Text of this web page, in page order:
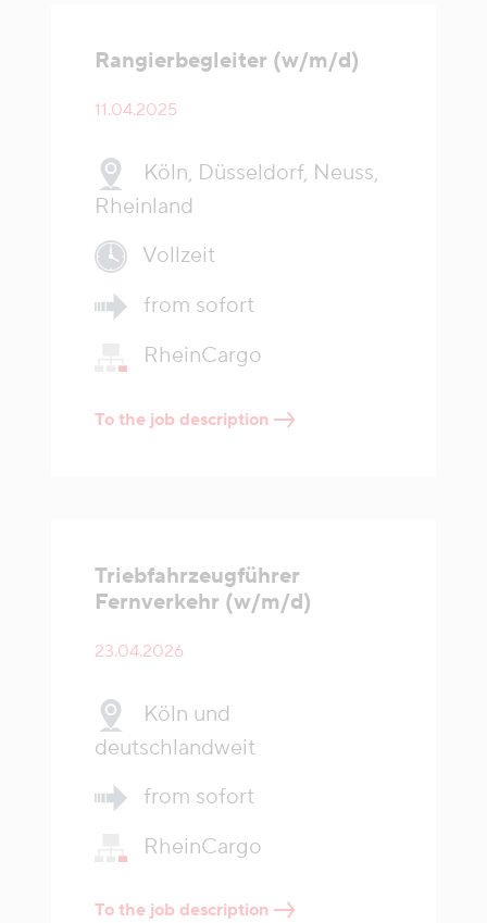
Rangierbegleiter (w/m/d)
11.04.2025
Köln, Düsseldorf, Neuss,
Rheinland
Vollzeit
from sofort
RheinCargo
To the job description
Triebfahrzeugführer
Fernverkehr (w/m/d)
23.04.2026
Köln und
deutschlandweit
from sofort
RheinCargo
To the job description